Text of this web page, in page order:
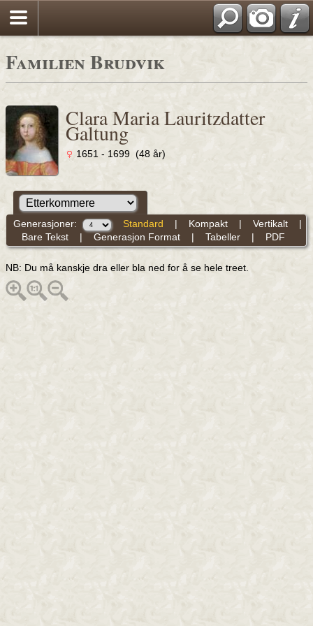
Familien Brudvik
Clara Maria Lauritzdatter
Galtung
1651 - 1699 (48 år)
Generasjoner: Standard | Kompakt| Vertikalt|
Bare Tekst| Generasjon Format| Tabeller| PDF
NB: Du må kanskje dra eller bla ned for å se hele treet.